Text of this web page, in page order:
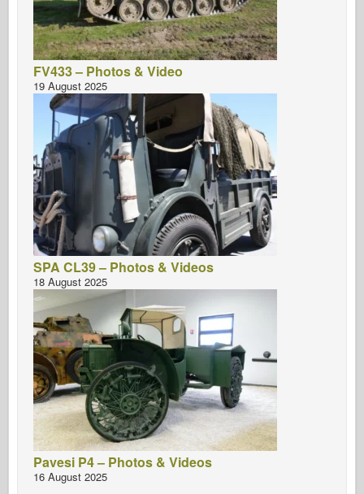
FV433 – Photos & Video
19 August 2025
SPA CL39 – Photos & Videos
18 August 2025
Pavesi P4 – Photos & Videos
16 August 2025